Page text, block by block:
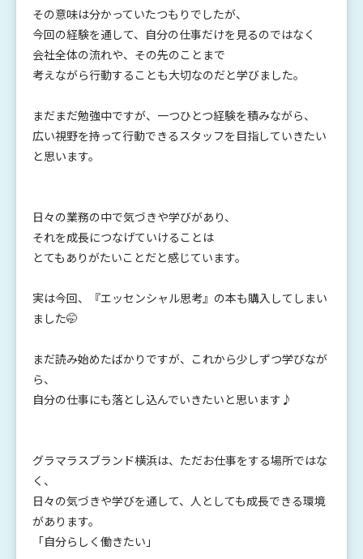
その意味は分かっていたつもりでしたが、
今回の経験を通して、自分の仕事だけを見るのではなく
会社全体の流れや、その先のことまで
考えながら行動することも大切なのだと学びました。
まだまだ勉強中ですが、一つひとつ経験を積みながら、
広い視野を持って行動できるスタッフを目指していきたい
と思います。
日々の業務の中で気づきや学びがあり、
それを成長につなげていけることは
とてもありがたいことだと感じています。
実は今回、『エッセンシャル思考』の本も購入してしまい
ました🤭
まだ読み始めたばかりですが、これから少しずつ学びなが
ら、
自分の仕事にも落とし込んでいきたいと思います♪
グラマラスブランド横浜は、ただお仕事をする場所ではな
く、
日々の気づきや学びを通して、人としても成長できる環境
があります。
「自分らしく働きたい」